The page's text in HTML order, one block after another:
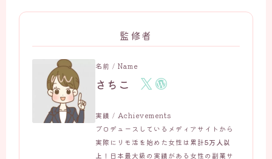
監修者
名前 / Name
さちこ
実績 / Achievements
プロデュースしているメディアサイトから
実際にリモ活を始めた女性は累計5万人以
上 ！日本最大級の実績がある女性の副業サ